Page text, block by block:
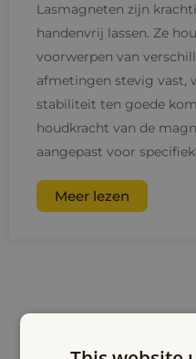
Lasmagneten zijn
handenvrij lassen. Ze
voorwerpen van
afmetingen stevig vast,
stabiliteit ten goede
houdkracht van de
aangepast voor
Meer lezen